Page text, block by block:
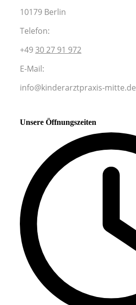
10179 Berlin
Telefon:
+4930 27 91 972
E-Mail:
info@kinderarztpraxis-mitte.de
Unsere Öffnungszeiten